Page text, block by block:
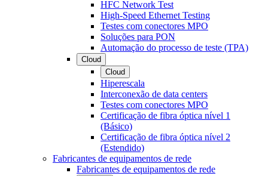
HFC Network Test
High-Speed Ethernet Testing
Testes com conectores MPO
Soluções para PON
Automação do processo de teste (TPA)
Cloud
Cloud
Hiperescala
Interconexão de data centers
Testes com conectores MPO
Certificação de fibra óptica nível 1
(Básico)
Certificação de fibra óptica nível 2
(Estendido)
Fabricantes de equipamentos de rede
Fabricantes de equipamentos de rede